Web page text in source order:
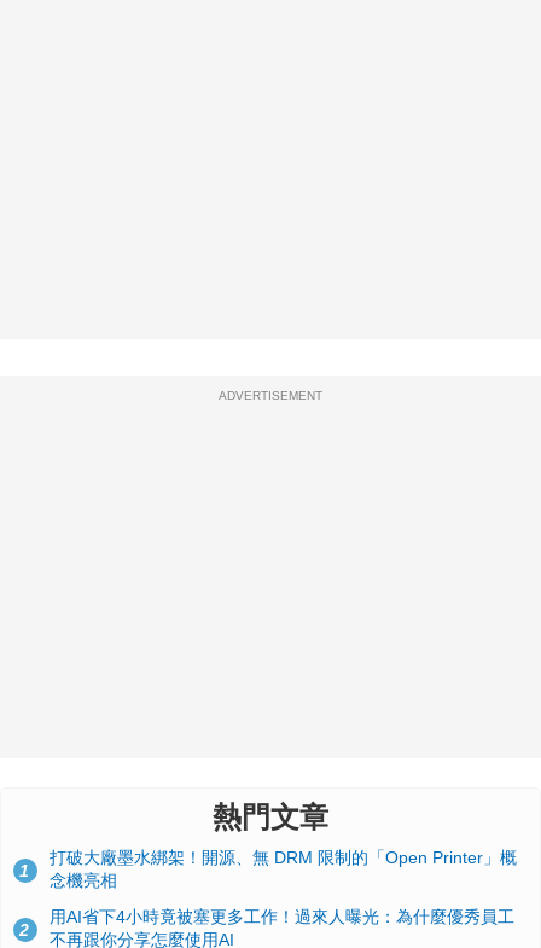
ADVERTISEMENT
熱門文章
1
打破大廠墨水綁架！開源、無 DRM 限制的「Open Printer」概
念機亮相
2
用AI省下4小時竟被塞更多工作！過來人曝光：為什麼優秀員工
不再跟你分享怎麼使用AI